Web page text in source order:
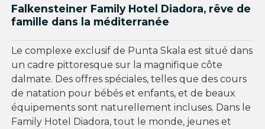
Falkensteiner Family Hotel Diadora, rêve de
famille dans la méditerranée
Le complexe exclusif de Punta Skala est situé dans
un cadre pittoresque sur la magnifique côte
dalmate. Des offres spéciales, telles que des cours
de natation pour bébés et enfants, et de beaux
équipements sont naturellement incluses. Dans le
Family Hotel Diadora, tout le monde, jeunes et